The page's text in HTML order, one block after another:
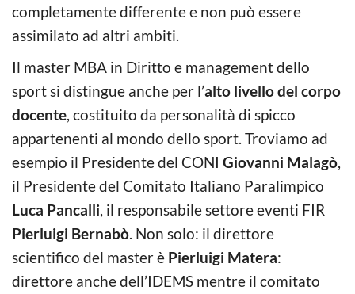
completamente differente e non può essere
assimilato ad altri ambiti.
Il master MBA in Diritto e management dello
sport si distingue anche per l’alto livello del corpo
docente, costituito da personalità di spicco
appartenenti al mondo dello sport. Troviamo ad
esempio il Presidente del CONI Giovanni Malagò,
il Presidente del Comitato Italiano Paralimpico
Luca Pancalli, il responsabile settore eventi FIR
Pierluigi Bernabò. Non solo: il direttore
scientifico del master è Pierluigi Matera:
direttore anche dell’IDEMS mentre il comitato